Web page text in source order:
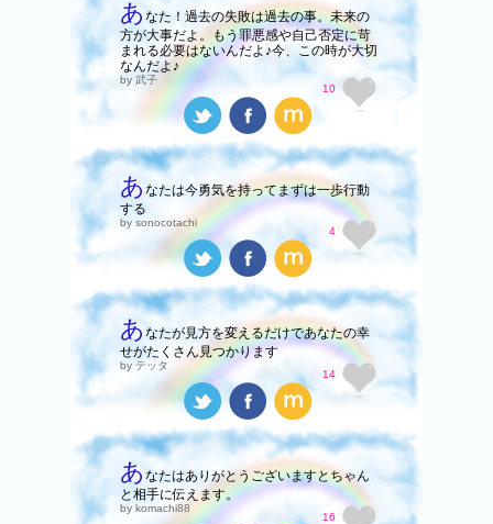
あ なた！過去の失敗は過去の事。未来の
方が大事だよ。もう罪悪感や自己否定に苛
まれる必要はないんだよ♪今、この時が大切
なんだよ♪
by 武子
10
あ なたは今勇気を持ってまずは一歩行動
する
by sonocotachi
4
あ なたが見方を変えるだけであなたの幸
せがたくさん見つかります
by テッタ
14
あ なたはありがとうございますとちゃん
と相手に伝えます。
by komachi88
16